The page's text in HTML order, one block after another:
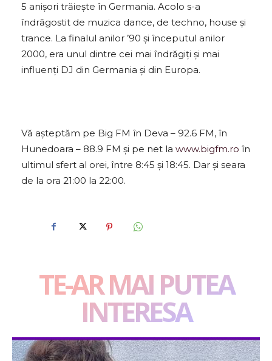
5 anișori trăiește în Germania. Acolo s-a
îndrăgostit de muzica dance, de techno, house și
trance. La finalul anilor ’90 și începutul anilor
2000, era unul dintre cei mai îndrăgiți și mai
influenți DJ din Germania și din Europa.
Vă așteptăm pe Big FM în Deva – 92.6 FM, în
Hunedoara – 88.9 FM și pe net la www.bigfm.ro în
ultimul sfert al orei, între 8:45 și 18:45. Dar și seara
de la ora 21:00 la 22:00.
TE-AR MAI PUTEA
INTERESA